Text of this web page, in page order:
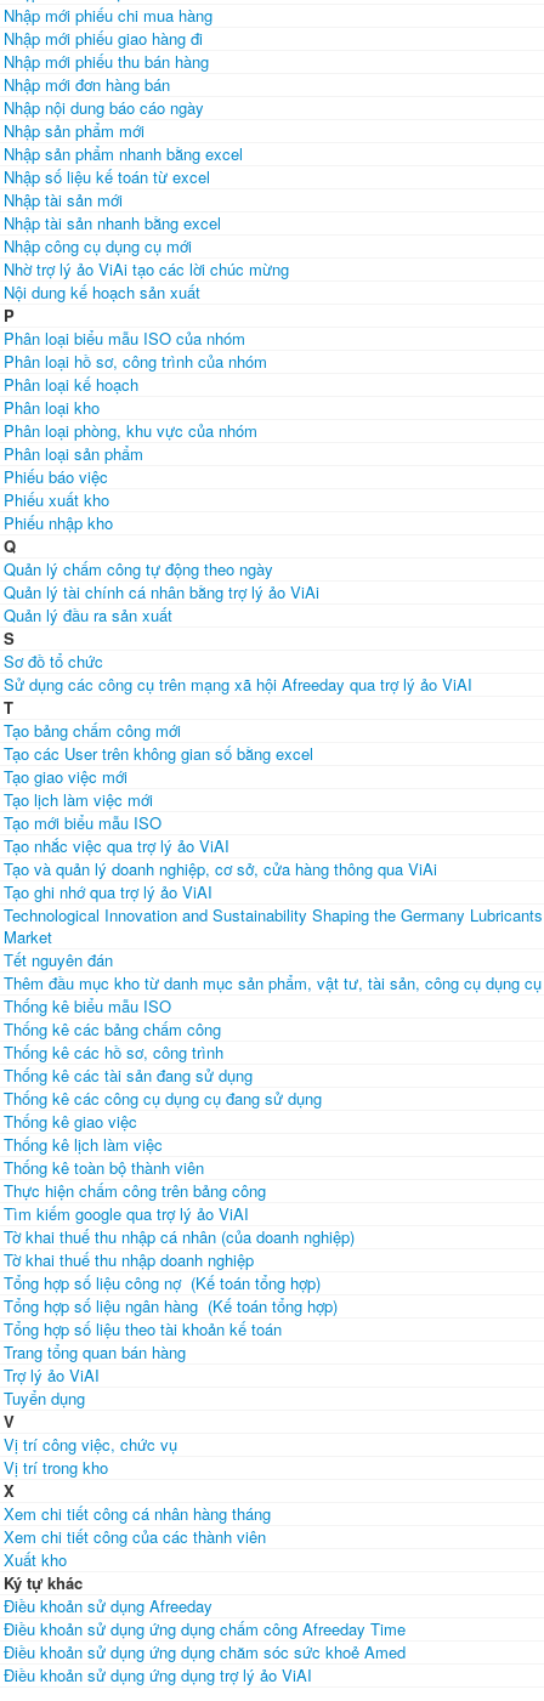
Nhập mới phiếu chi mua hàng
Nhập mới phiếu giao hàng đi
Nhập mới phiếu thu bán hàng
Nhập mới đơn hàng bán
Nhập nội dung báo cáo ngày
Nhập sản phẩm mới
Nhập sản phẩm nhanh bằng excel
Nhập số liệu kế toán từ excel
Nhập tài sản mới
Nhập tài sản nhanh bằng excel
Nhập công cụ dụng cụ mới
Nhờ trợ lý ảo ViAi tạo các lời chúc mừng
Nội dung kế hoạch sản xuất
P
Phân loại biểu mẫu ISO của nhóm
Phân loại hồ sơ, công trình của nhóm
Phân loại kế hoạch
Phân loại kho
Phân loại phòng, khu vực của nhóm
Phân loại sản phẩm
Phiếu báo việc
Phiếu xuất kho
Phiếu nhập kho
Q
Quản lý chấm công tự động theo ngày
Quản lý tài chính cá nhân bằng trợ lý ảo ViAi
Quản lý đầu ra sản xuất
S
Sơ đồ tổ chức
Sử dụng các công cụ trên mạng xã hội Afreeday qua trợ lý ảo ViAI
T
Tạo bảng chấm công mới
Tạo các User trên không gian số bằng excel
Tạo giao việc mới
Tạo lịch làm việc mới
Tạo mới biểu mẫu ISO
Tạo nhắc việc qua trợ lý ảo ViAI
Tạo và quản lý doanh nghiệp, cơ sở, cửa hàng thông qua ViAi
Tạo ghi nhớ qua trợ lý ảo ViAI
Technological Innovation and Sustainability Shaping the Germany Lubricants
Market
Tết nguyên đán
Thêm đầu mục kho từ danh mục sản phẩm, vật tư, tài sản, công cụ dụng cụ
Thống kê biểu mẫu ISO
Thống kê các bảng chấm công
Thống kê các hồ sơ, công trình
Thống kê các tài sản đang sử dụng
Thống kê các công cụ dụng cụ đang sử dụng
Thống kê giao việc
Thống kê lịch làm việc
Thống kê toàn bộ thành viên
Thực hiện chấm công trên bảng công
Tìm kiếm google qua trợ lý ảo ViAI
Tờ khai thuế thu nhập cá nhân (của doanh nghiệp)
Tờ khai thuế thu nhập doanh nghiệp
Tổng hợp số liệu công nợ (Kế toán tổng hợp)
Tổng hợp số liệu ngân hàng (Kế toán tổng hợp)
Tổng hợp số liệu theo tài khoản kế toán
Trang tổng quan bán hàng
Trợ lý ảo ViAI
Tuyển dụng
V
Vị trí công việc, chức vụ
Vị trí trong kho
X
Xem chi tiết công cá nhân hàng tháng
Xem chi tiết công của các thành viên
Xuất kho
Ký tự khác
Điều khoản sử dụng Afreeday
Điều khoản sử dụng ứng dụng chấm công Afreeday Time
Điều khoản sử dụng ứng dụng chăm sóc sức khoẻ Amed
Điều khoản sử dụng ứng dụng trợ lý ảo ViAI